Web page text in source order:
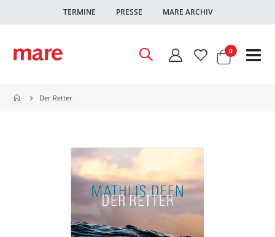
TERMINE PRESSE MARE ARCHIV
Warenkorb
0Artikel
Der Retter